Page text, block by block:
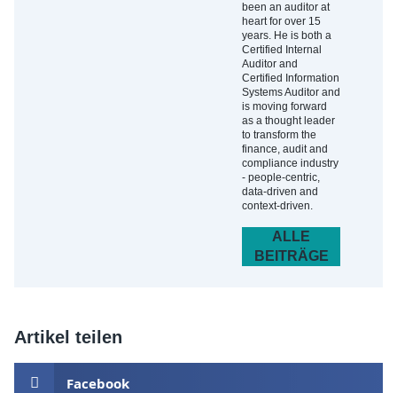
been an auditor at
heart for over 15
years. He is both a
Certified Internal
Auditor and
Certified Information
Systems Auditor and
is moving forward
as a thought leader
to transform the
finance, audit and
compliance industry
- people-centric,
data-driven and
context-driven.
ALLE
BEITRÄGE
Artikel teilen
Facebook